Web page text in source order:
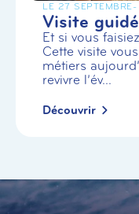
LE 27 SEPTEMBRE-
Visite
Et si vous
Cette visite
métiers
revivre l’év...
Découvrir